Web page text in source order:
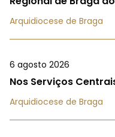
Arquidiocese de Braga
6 agosto 2026
Nos Serviços
Arquidiocese de Braga